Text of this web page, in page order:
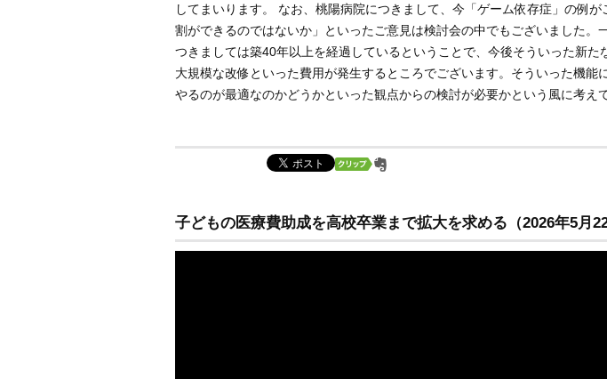
してまいります。 なお、桃陽病院につきまして、今「ゲーム依存症」の例
割ができるのではないか」といったご意見は検討会の中でもございました。
つきましては築40年以上を経過しているということで、今後そういった新た
大規模な改修といった費用が発生するところでございます。そういった機能
やるのが最適なのかどうかといった観点からの検討が必要かという風に考え
子どもの医療費助成を高校卒業まで拡大を求める（2026年5月